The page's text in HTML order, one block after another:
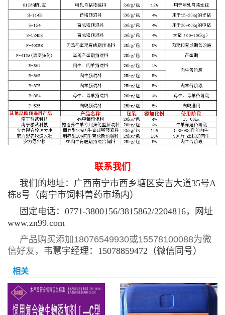
联系我们
我们的地址：广西南宁市西乡塘区安吉大道35号A
栋8号（南宁市饲料兽药市场内）
固定电话：0771-3800156/3815862/2204816，网址
www.zn99.com
产品购买添加18076549930或15578100088为微
信好友， 韦慧宇经理：15078859472（微信同号）
相关